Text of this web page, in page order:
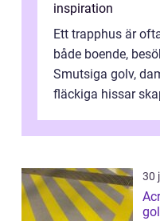
inspiration
Ett trapphus är
både boende,
Smutsiga golv,
fläckiga hissar
omtan...
30